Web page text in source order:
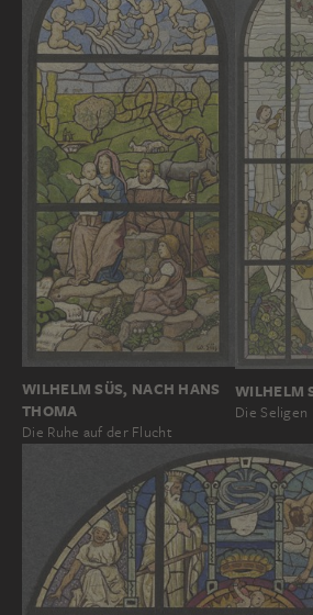
WILHELM SÜS, NACH HANS
THOMA
Die Ruhe auf der Flucht
WILHELM
Die Seligen